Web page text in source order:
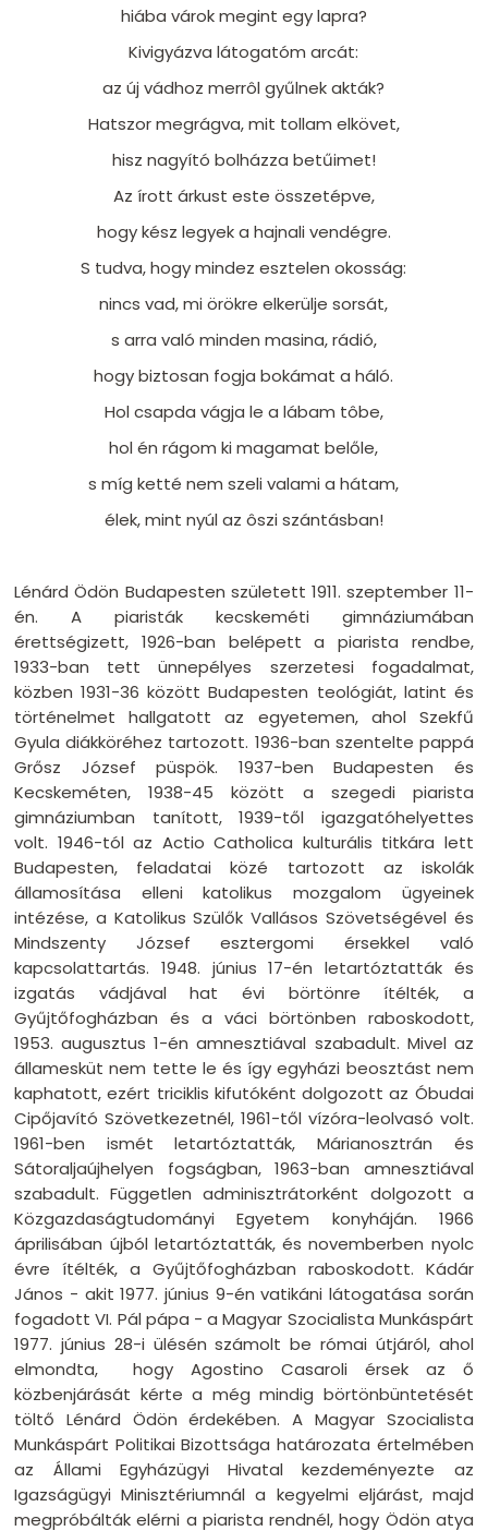
hiába várok megint egy lapra?
Kivigyázva látogatóm arcát:
az új vádhoz merrôl gyűlnek akták?
Hatszor megrágva, mit tollam elkövet,
hisz nagyító bolházza betűimet!
Az írott árkust este összetépve,
hogy kész legyek a hajnali vendégre.
S tudva, hogy mindez esztelen okosság:
nincs vad, mi örökre elkerülje sorsát,
s arra való minden masina, rádió,
hogy biztosan fogja bokámat a háló.
Hol csapda vágja le a lábam tôbe,
hol én rágom ki magamat belőle,
s míg ketté nem szeli valami a hátam,
élek, mint nyúl az ôszi szántásban!
Lénárd Ödön Budapesten született 1911. szeptember 11-
én. A piaristák kecskeméti gimnáziumában
érettségizett, 1926-ban belépett a piarista rendbe,
1933-ban tett ünnepélyes szerzetesi fogadalmat,
közben 1931-36 között Budapesten teológiát, latint és
történelmet hallgatott az egyetemen, ahol Szekfű
Gyula diákköréhez tartozott. 1936-ban szentelte pappá
Grősz József püspök. 1937-ben Budapesten és
Kecskeméten, 1938-45 között a szegedi piarista
gimnáziumban tanított, 1939-től igazgatóhelyettes
volt. 1946-tól az Actio Catholica kulturális titkára lett
Budapesten, feladatai közé tartozott az iskolák
államosítása elleni katolikus mozgalom ügyeinek
intézése, a Katolikus Szülők Vallásos Szövetségével és
Mindszenty József esztergomi érsekkel való
kapcsolattartás. 1948. június 17-én letartóztatták és
izgatás vádjával hat évi börtönre ítélték, a
Gyűjtőfogházban és a váci börtönben raboskodott,
1953. augusztus 1-én amnesztiával szabadult. Mivel az
államesküt nem tette le és így egyházi beosztást nem
kaphatott, ezért triciklis kifutóként dolgozott az Óbudai
Cipőjavító Szövetkezetnél, 1961-től vízóra-leolvasó volt.
1961-ben ismét letartóztatták, Márianosztrán és
Sátoraljaújhelyen fogságban, 1963-ban amnesztiával
szabadult. Független adminisztrátorként dolgozott a
Közgazdaságtudományi Egyetem konyháján. 1966
áprilisában újból letartóztatták, és novemberben nyolc
évre ítélték, a Gyűjtőfogházban raboskodott. Kádár
János - akit 1977. június 9-én vatikáni látogatása során
fogadott VI. Pál pápa - a Magyar Szocialista Munkáspárt
1977. június 28-i ülésén számolt be római útjáról, ahol
elmondta, hogy Agostino Casaroli érsek az ő
közbenjárását kérte a még mindig börtönbüntetését
töltő Lénárd Ödön érdekében. A Magyar Szocialista
Munkáspárt Politikai Bizottsága határozata értelmében
az Állami Egyházügyi Hivatal kezdeményezte az
Igazságügyi Minisztériumnál a kegyelmi eljárást, majd
megpróbálták elérni a piarista rendnél, hogy Ödön atya